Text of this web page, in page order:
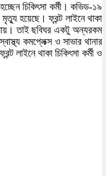
চিকিৎসা কর্মী। কভিড-১৯
হয়েছে। ফ্রন্ট লাইনে থাকা
তাই ছবিঘর একটু অন্যরকম
কমপ্লেক্স ও সাভার থানার
লাইনে থাকা চিকিৎসা কর্মী ও